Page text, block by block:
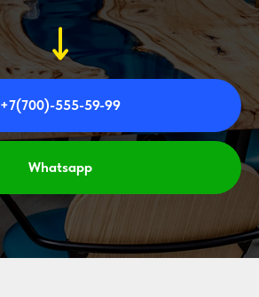
+7(700)-555-59-99
Whatsapp